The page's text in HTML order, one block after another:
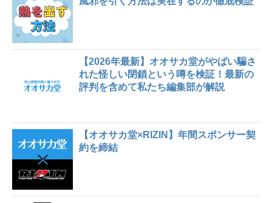
【2026年最新】オオサカ堂がやばい騙さ
れた怪しい閉鎖という噂を検証！最新の
評判を含めて私たち編集部が解説
【オオサカ堂×RIZIN】年間スポンサー契
約を締結